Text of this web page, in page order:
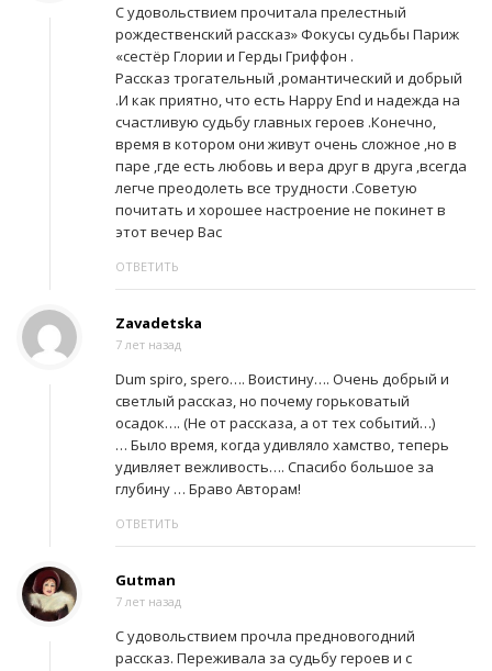
С удовольствием прочитала прелестный
рождественский рассказ» Фокусы судьбы Париж
«сестёр Глории и Герды Гриффон .
Рассказ трогательный ,романтический и добрый
.И как приятно, что есть Happy End и надежда на
счастливую судьбу главных героев .Конечно,
время в котором они живут очень сложное ,но в
паре ,где есть любовь и вера друг в друга ,всегда
легче преодолеть все трудности .Советую
почитать и хорошее настроение не покинет в
этот вечер Вас
ОТВЕТИТЬ
Zavadetska
7 лет назад
Dum spiro, spero…. Воистину…. Очень добрый и
светлый рассказ, но почему горьковатый
осадок…. (Не от рассказа, а от тех событий…)
… Было время, когда удивляло хамство, теперь
удивляет вежливость…. Спасибо большое за
глубину … Браво Авторам!
ОТВЕТИТЬ
Gutman
7 лет назад
С удовольствием прочла предновогодний
рассказ. Переживала за судьбу героев и с